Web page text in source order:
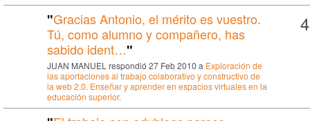
"Gracias Antonio, el mérito es vuestro.
Tú, como alumno y compañero, has
sabido ident…"
JUAN MANUEL respondió 27 Feb 2010 a Exploración de
las aportaciones al trabajo colaborativo y constructivo de
la web 2.0. Enseñar y aprender en espacios virtuales en la
educación superior.
4